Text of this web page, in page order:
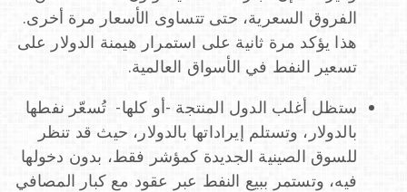
الفروق السعرية، حتى تتساوى الأسعار مرة أخرى.
هذا يؤكد مرة ثانية على استمرار هيمنة الدولار على
تسعير النفط في الأسواق العالمية.
ستظل أغلب الدول المنتجة -أو كلها- تُسعّر نفطها
بالدولار، وتستلم إيراداتها بالدولار، حيث قد تنظر
للسوق الصينية الجديدة كمؤشر فقط، بدون دخولها
فيه، وتستمر ببيع النفط عبر عقود مع كبار المصافي